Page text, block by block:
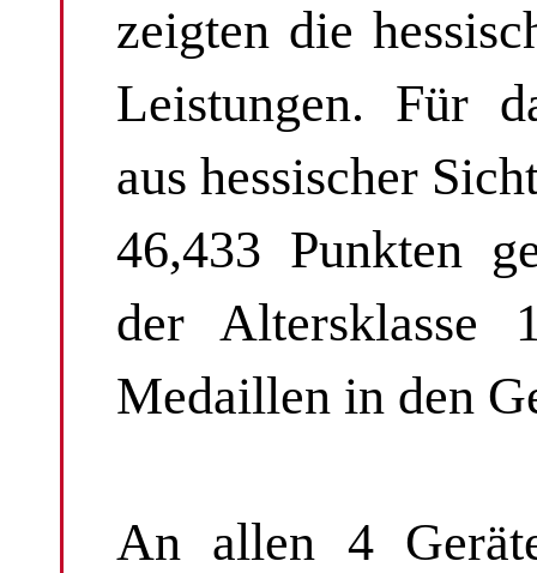
zeigten die
Leistungen. Für
aus hessischer
46,433 Punkten
der Altersklasse
Medaillen in den
An allen 4